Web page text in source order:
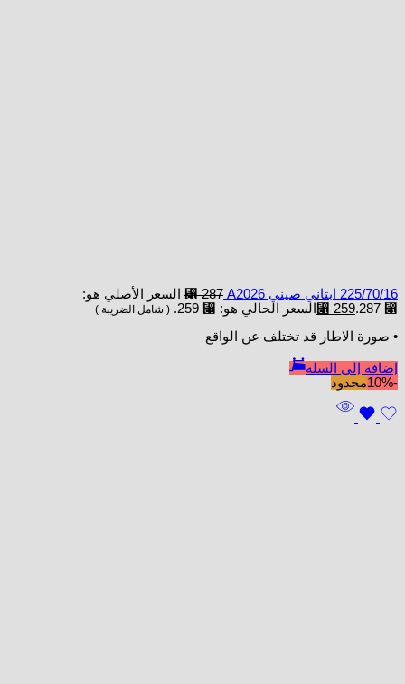
225/70/16 ابتاني صيني A2026 ⃁287
السعر الأصلي هو:
⃁ 287.
⃁ 259 السعر الحالي هو: ⃁ 259. ( شامل الضريبة )
• صورة الاطار قد تختلف عن الواقع
إضافة إلى السلة
-10%
محدود